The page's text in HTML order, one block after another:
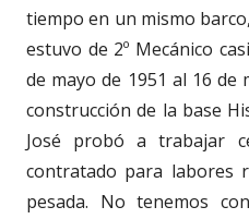
tiempo en un mismo
estuvo de 2º Mecánico
de mayo de 1951 al 16 de
construcción de la base
José probó a trabajar
contratado para labores
pesada. No tenemos